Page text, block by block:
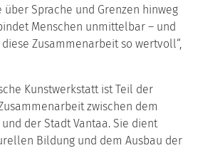
über Sprache und Grenzen hinweg
Menschen unmittelbar – und
Zusammenarbeit so wertvoll“,
Kunstwerkstatt ist Teil der
zwischen dem
der Stadt Vantaa. Sie dient
Bildung und dem Ausbau der